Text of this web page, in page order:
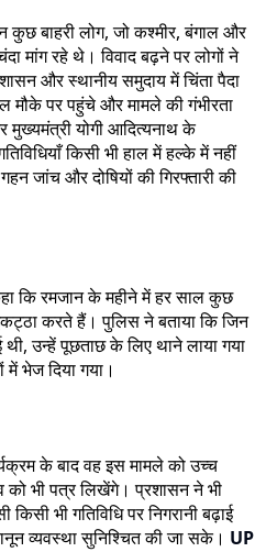
कुछ बाहरी लोग, जो कश्मीर, बंगाल और
मांग रहे थे। विवाद बढ़ने पर लोगों ने
और स्थानीय समुदाय में चिंता पैदा
पर पहुंचे और मामले की गंभीरता
मुख्यमंत्री योगी आदित्यनाथ के
किसी भी हाल में हल्के में नहीं
जांच और दोषियों की गिरफ्तारी की
कि रमजान के महीने में हर साल कुछ
करते हैं। पुलिस ने बताया कि जिन
उन्हें पूछताछ के लिए थाने लाया गया
भेज दिया गया।
के बाद वह इस मामले को उच्च
को भी पत्र लिखेंगे। प्रशासन ने भी
भी गतिविधि पर निगरानी बढ़ाई
व्यवस्था सुनिश्चित की जा सके। UP